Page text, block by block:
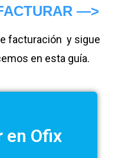
—>
facturación y sigue
en esta guía.
en Ofix